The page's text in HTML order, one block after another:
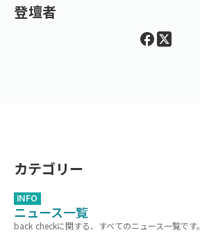
登壇者
カテゴリー
INFO
ニュース一覧
back checkに関する、すべてのニュース一覧です。